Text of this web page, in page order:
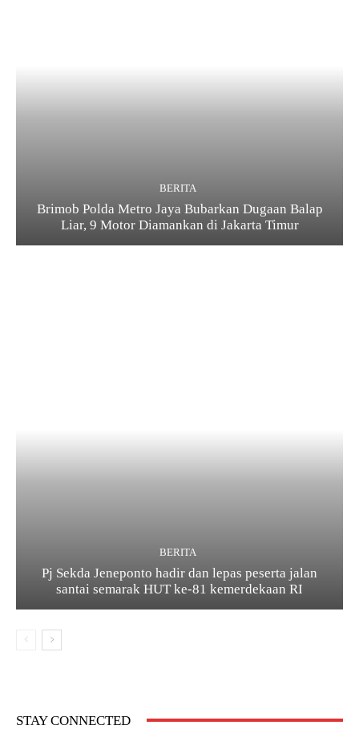
BERITA
Brimob Polda Metro Jaya Bubarkan Dugaan Balap
Liar, 9 Motor Diamankan di Jakarta Timur
BERITA
Pj Sekda Jeneponto hadir dan lepas peserta jalan
santai semarak HUT ke-81 kemerdekaan RI
STAY CONNECTED